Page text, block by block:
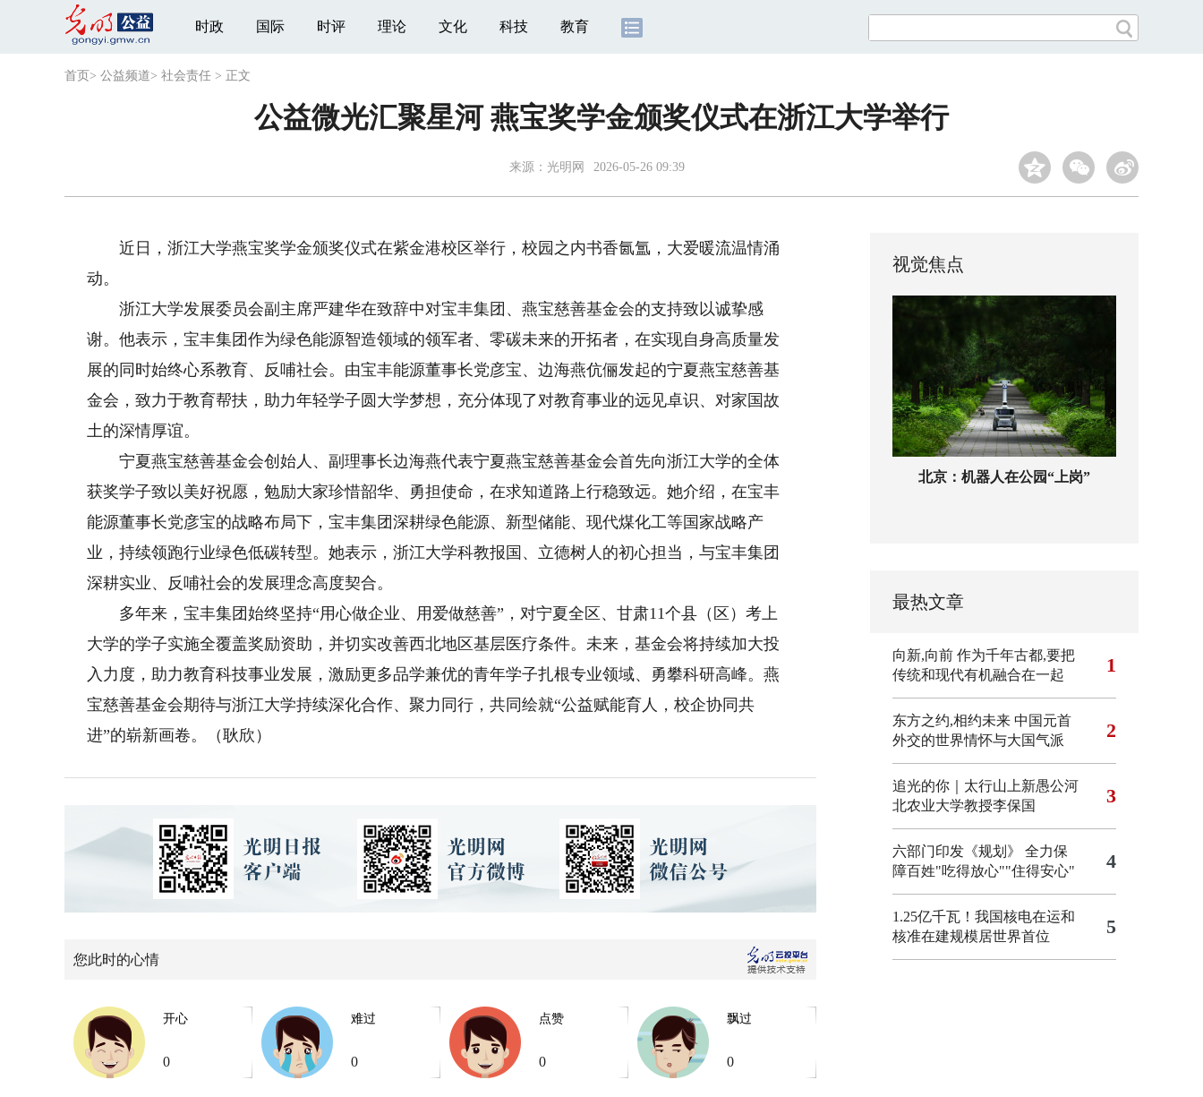
时政 国际 时评 理论 文化 科技 教育
首页 > 公益频道> 社会责任 > 正文
公益微光汇聚星河 燕宝奖学金颁奖仪式在浙江大学举行
来源： 光明网 2026-05-26 09:39
近日，浙江大学燕宝奖学金颁奖仪式在紫金港校区举行，校园之内书香氤氲，大爱暖流温情涌
动。
浙江大学发展委员会副主席严建华在致辞中对宝丰集团、燕宝慈善基金会的支持致以诚挚感
谢。他表示，宝丰集团作为绿色能源智造领域的领军者、零碳未来的开拓者，在实现自身高质量发
展的同时始终心系教育、反哺社会。由宝丰能源董事长党彦宝、边海燕伉俪发起的宁夏燕宝慈善基
金会，致力于教育帮扶，助力年轻学子圆大学梦想，充分体现了对教育事业的远见卓识、对家国故
土的深情厚谊。
宁夏燕宝慈善基金会创始人、副理事长边海燕代表宁夏燕宝慈善基金会首先向浙江大学的全体
获奖学子致以美好祝愿，勉励大家珍惜韶华、勇担使命，在求知道路上行稳致远。她介绍，在宝丰
能源董事长党彦宝的战略布局下，宝丰集团深耕绿色能源、新型储能、现代煤化工等国家战略产
业，持续领跑行业绿色低碳转型。她表示，浙江大学科教报国、立德树人的初心担当，与宝丰集团
深耕实业、反哺社会的发展理念高度契合。
多年来，宝丰集团始终坚持“用心做企业、用爱做慈善”，对宁夏全区、甘肃11个县（区）考上
大学的学子实施全覆盖奖励资助，并切实改善西北地区基层医疗条件。未来，基金会将持续加大投
入力度，助力教育科技事业发展，激励更多品学兼优的青年学子扎根专业领域、勇攀科研高峰。燕
宝慈善基金会期待与浙江大学持续深化合作、聚力同行，共同绘就“公益赋能育人，校企协同共
进”的崭新画卷。（耿欣）
您此时的心情
开心
0
难过
0
点赞
0
飘过
0
视觉焦点
北京：机器人在公园“上岗”
最热文章
向新,向前 作为千年古都,要把
传统和现代有机融合在一起
1
东方之约,相约未来 中国元首
外交的世界情怀与大国气派
2
追光的你｜太行山上新愚公河
北农业大学教授李保国
3
六部门印发《规划》 全力保
障百姓"吃得放心""住得安心"
4
1.25亿千瓦！我国核电在运和
核准在建规模居世界首位
5